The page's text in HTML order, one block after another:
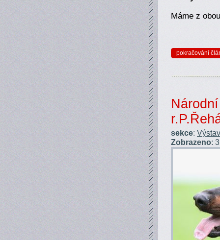
Máme z
pokračování
sekce:
Zobrazeno: